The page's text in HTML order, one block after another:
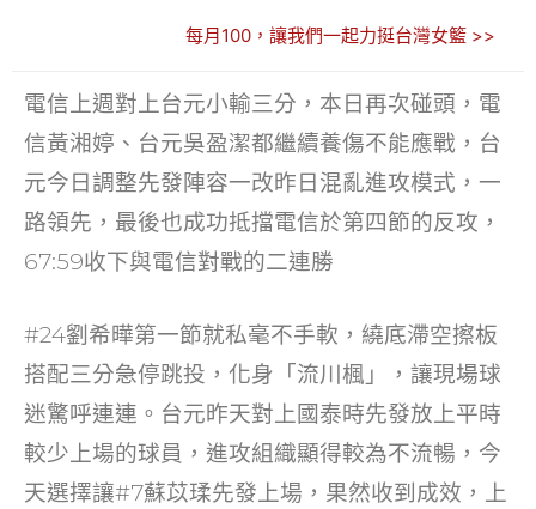
e
b
o
o
k
itt
er
ai
l
C
h
at
k
e
dI
n
每月100，讓我們一起力挺台灣女籃 >>
電信上週對上台元小輸三分，本日再次碰頭，電
信黃湘婷、台元吳盈潔都繼續養傷不能應戰，台
元今日調整先發陣容一改昨日混亂進攻模式，一
路領先，最後也成功抵擋電信於第四節的反攻，
67:59收下與電信對戰的二連勝
#24劉希曄第一節就私毫不手軟，繞底滯空擦板
搭配三分急停跳投，化身「流川楓」，讓現場球
迷驚呼連連。台元昨天對上國泰時先發放上平時
較少上場的球員，進攻組織顯得較為不流暢，今
天選擇讓#7蘇苡瑈先發上場，果然收到成效，上